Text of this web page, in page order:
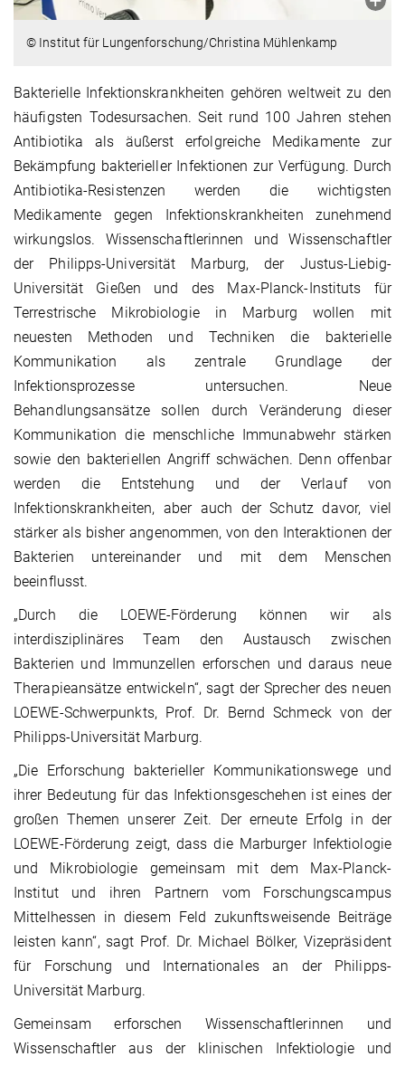
© Institut für Lungenforschung/Christina Mühlenkamp
Bakterielle Infektionskrankheiten gehören weltweit zu den
häufigsten Todesursachen. Seit rund 100 Jahren stehen
Antibiotika als äußerst erfolgreiche Medikamente zur
Bekämpfung bakterieller Infektionen zur Verfügung. Durch
Antibiotika-Resistenzen werden die wichtigsten
Medikamente gegen Infektionskrankheiten zunehmend
wirkungslos. Wissenschaftlerinnen und Wissenschaftler
der Philipps-Universität Marburg, der Justus-Liebig-
Universität Gießen und des Max-Planck-Instituts für
Terrestrische Mikrobiologie in Marburg wollen mit
neuesten Methoden und Techniken die bakterielle
Kommunikation als zentrale Grundlage der
Infektionsprozesse untersuchen. Neue
Behandlungsansätze sollen durch Veränderung dieser
Kommunikation die menschliche Immunabwehr stärken
sowie den bakteriellen Angriff schwächen. Denn offenbar
werden die Entstehung und der Verlauf von
Infektionskrankheiten, aber auch der Schutz davor, viel
stärker als bisher angenommen, von den Interaktionen der
Bakterien untereinander und mit dem Menschen
beeinflusst.
„Durch die LOEWE-Förderung können wir als
interdisziplinäres Team den Austausch zwischen
Bakterien und Immunzellen erforschen und daraus neue
Therapieansätze entwickeln“, sagt der Sprecher des neuen
LOEWE-Schwerpunkts, Prof. Dr. Bernd Schmeck von der
Philipps-Universität Marburg.
„Die Erforschung bakterieller Kommunikationswege und
ihrer Bedeutung für das Infektionsgeschehen ist eines der
großen Themen unserer Zeit. Der erneute Erfolg in der
LOEWE-Förderung zeigt, dass die Marburger Infektiologie
und Mikrobiologie gemeinsam mit dem Max-Planck-
Institut und ihren Partnern vom Forschungscampus
Mittelhessen in diesem Feld zukunftsweisende Beiträge
leisten kann“, sagt Prof. Dr. Michael Bölker, Vizepräsident
für Forschung und Internationales an der Philipps-
Universität Marburg.
Gemeinsam erforschen Wissenschaftlerinnen und
Wissenschaftler aus der klinischen Infektiologie und